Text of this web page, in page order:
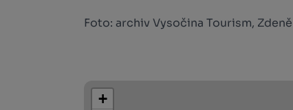
Foto: archiv Vysočina Tourism,
+